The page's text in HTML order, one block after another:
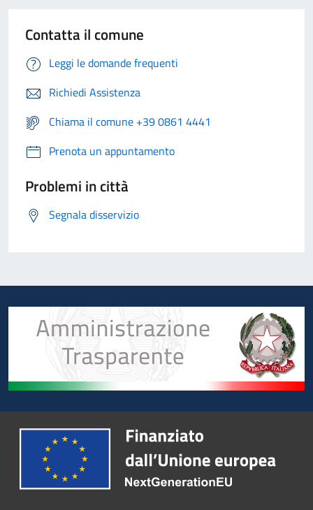
Contatta il comune
Leggi le domande frequenti
Richiedi Assistenza
Chiama il comune +39 0861 4441
Prenota un appuntamento
Problemi in città
Segnala disservizio